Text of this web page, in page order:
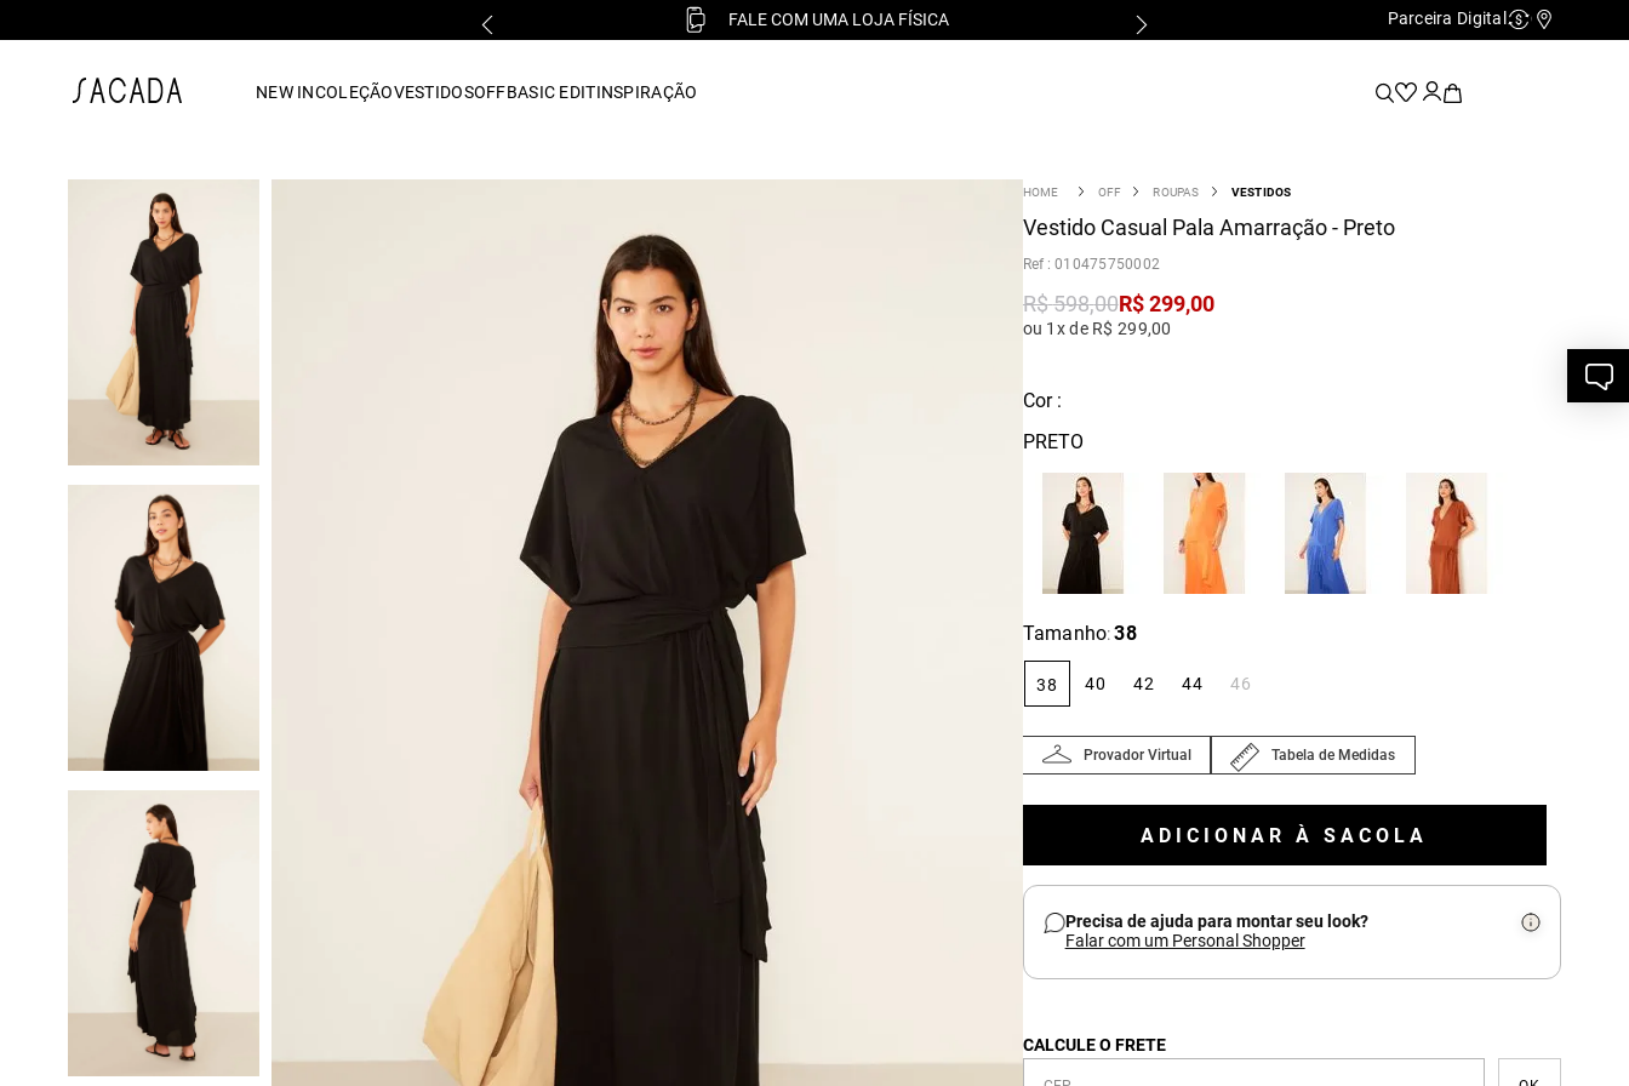
FALE COM UMA LOJA FÍSICA Parceira Digital Cashback
NEW INCOLEÇÃOVESTIDOSOFFBASIC EDITINSPIRAÇÃO
OFF ROUPAS VESTIDOS
Vestido Casual Pala Amarração - Preto
:010475750002
R$598,00R$ 299,00
ou 1x de R$ 299,00
Cor :
PRETO
Tamanho: 38
38 40 42 44 46
Provador Virtual Tabela de Medidas
ADICIONAR À SACOLA
Precisa de ajuda para montar seu look?
Falar com um Personal Shopper
CALCULE O FRETE
vestido midi